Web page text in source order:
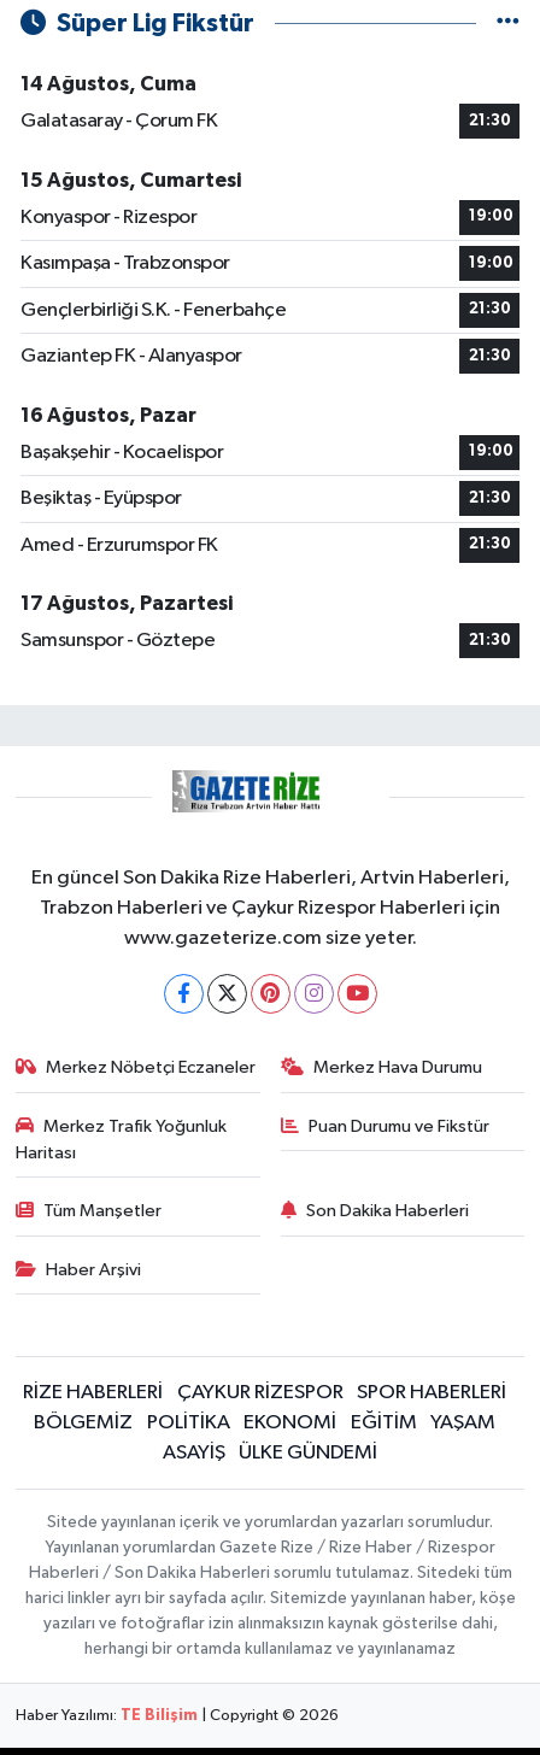
Süper Lig Fikstür
14 Ağustos, Cuma
Galatasaray - Çorum FK
21:30
15 Ağustos, Cumartesi
Konyaspor - Rizespor
19:00
Kasımpaşa - Trabzonspor 19:00
Gençlerbirliği S.K. - Fenerbahçe 21:30
Gaziantep FK - Alanyaspor 21:30
16 Ağustos, Pazar
Başakşehir - Kocaelispor
19:00
Beşiktaş - Eyüpspor 21:30
Amed - Erzurumspor FK 21:30
17 Ağustos, Pazartesi
Samsunspor - Göztepe
21:30
En güncel Son Dakika Rize Haberleri, Artvin Haberleri,
Trabzon Haberleri ve Çaykur Rizespor Haberleri için
www.gazeterize.com size yeter.
Merkez Nöbetçi Eczaneler Merkez Hava Durumu
Merkez Trafik Yoğunluk
Haritası
Puan Durumu ve Fikstür
Tüm Manşetler Son Dakika Haberleri
Haber Arşivi
RİZE HABERLERİ ÇAYKUR RİZESPOR
SPOR HABERLERİ
BÖLGEMİZ
POLİTİKA EKONOMİ EĞİTİM
YAŞAM
ASAYİŞ
ÜLKE GÜNDEMİ
Sitede yayınlanan içerik ve yorumlardan yazarları sorumludur.
Yayınlanan yorumlardan Gazete Rize / Rize Haber / Rizespor
Haberleri / Son Dakika Haberleri sorumlu tutulamaz. Sitedeki tüm
harici linkler ayrı bir sayfada açılır. Sitemizde yayınlanan haber, köşe
yazıları ve fotoğraflar izin alınmaksızın kaynak gösterilse dahi,
herhangi bir ortamda kullanılamaz ve yayınlanamaz
Haber Yazılımı: TE Bilişim | Copyright © 2026